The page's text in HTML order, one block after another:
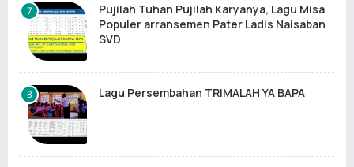
Pujilah Tuhan Pujilah Karyanya, Lagu Misa
Populer arransemen Pater Ladis Naisaban
SVD
Lagu Persembahan TRIMALAH YA BAPA